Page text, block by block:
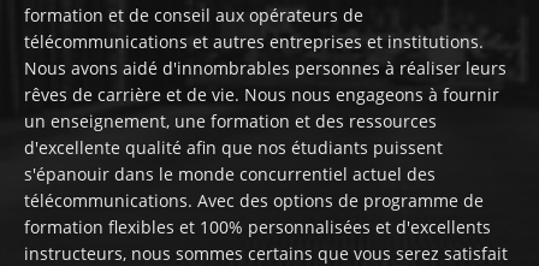
formation et de conseil aux opérateurs de
télécommunications et autres entreprises et institutions.
Nous avons aidé d'innombrables personnes à réaliser leurs
rêves de carrière et de vie. Nous nous engageons à fournir
un enseignement, une formation et des ressources
d'excellente qualité afin que nos étudiants puissent
s'épanouir dans le monde concurrentiel actuel des
télécommunications. Avec des options de programme de
formation flexibles et 100% personnalisées et d'excellents
instructeurs, nous sommes certains que vous serez satisfait